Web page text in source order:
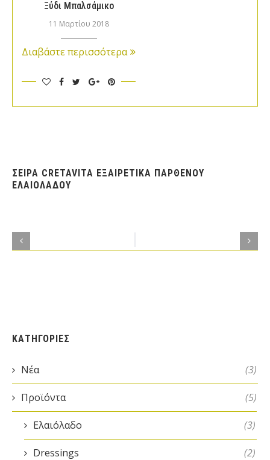
Ξύδι Μπαλσάμικο
11 Μαρτίου 2018
Διαβάστε περισσότερα
ΣΕΙΡΑ CRETAVITA ΕΞΑΙΡΕΤΙΚΑ ΠΑΡΘΕΝΟΥ
ΕΛΑΙΟΛΑΔΟΥ
ΚΑΤΗΓΟΡΙΕΣ
Νέα (3)
Προϊόντα (5)
Ελαιόλαδο (3)
Dressings (2)